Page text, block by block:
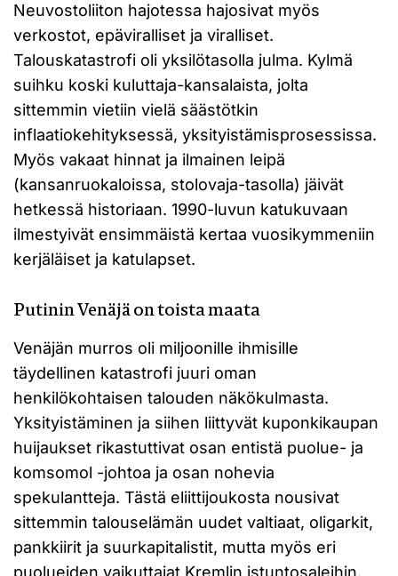
Neuvostoliiton hajotessa hajosivat myös
verkostot, epäviralliset ja viralliset.
Talouskatastrofi oli yksilötasolla julma. Kylmä
suihku koski kuluttaja-kansalaista, jolta
sittemmin vietiin vielä säästötkin
inflaatiokehityksessä, yksityistämisprosessissa.
Myös vakaat hinnat ja ilmainen leipä
(kansanruokaloissa, stolovaja-tasolla) jäivät
hetkessä historiaan. 1990-luvun katukuvaan
ilmestyivät ensimmäistä kertaa vuosikymmeniin
kerjäläiset ja katulapset.
Putinin Venäjä on toista maata
Venäjän murros oli miljoonille ihmisille
täydellinen katastrofi juuri oman
henkilökohtaisen talouden näkökulmasta.
Yksityistäminen ja siihen liittyvät kuponkikaupan
huijaukset rikastuttivat osan entistä puolue- ja
komsomol -johtoa ja osan nohevia
spekulantteja. Tästä eliittijoukosta nousivat
sittemmin talouselämän uudet valtiaat, oligarkit,
pankkiirit ja suurkapitalistit, mutta myös eri
puolueiden vaikuttajat Kremlin istuntosaleihin.